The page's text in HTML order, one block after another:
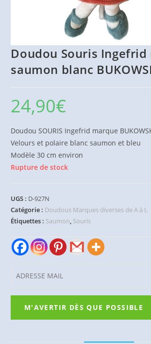
Doudou Souris Ingefrid
saumon blanc
24,90€
Doudou SOURIS Ingefrid marque
Velours et polaire blanc saumon et bleu
Modèle 30 cm environ
Rupture de stock
UGS : D-927N
Catégorie : Doudous Marques diverses de A à L
Étiquettes : Saumon, Souris